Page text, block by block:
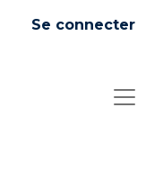
Se connecter